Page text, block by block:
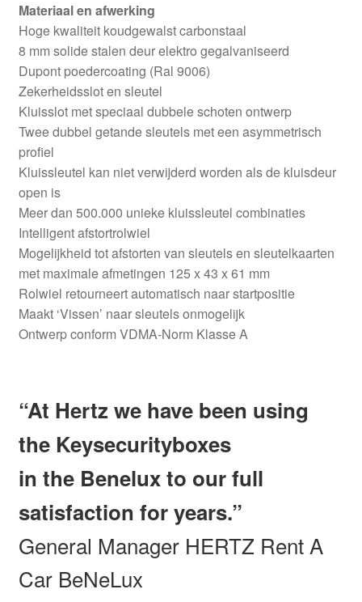
Materiaal en afwerking
Hoge kwaliteit koudgewalst carbonstaal
8 mm solide stalen deur elektro gegalvaniseerd
Dupont poedercoating (Ral 9006)
Zekerheidsslot en sleutel
Kluisslot met speciaal dubbele schoten ontwerp
Twee dubbel getande sleutels met een asymmetrisch
profiel
Kluissleutel kan niet verwijderd worden als de kluisdeur
open is
Meer dan 500.000 unieke kluissleutel combinaties
Intelligent afstortrolwiel
Mogelijkheid tot afstorten van sleutels en sleutelkaarten
met maximale afmetingen 125 x 43 x 61 mm
Rolwiel retourneert automatisch naar startpositie
Maakt ‘Vissen’ naar sleutels onmogelijk
Ontwerp conform VDMA-Norm Klasse A
“At Hertz we have been using
the Keysecurityboxes
in the Benelux to our full
satisfaction for years.”
General Manager HERTZ Rent A
Car BeNeLux